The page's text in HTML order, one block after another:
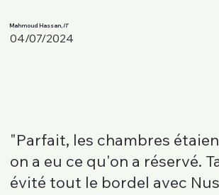
Mahmoud Hassan, IT
04/07/2024
"Parfait, les chambres
on a eu ce qu'on a réservé.
évité tout le bordel avec